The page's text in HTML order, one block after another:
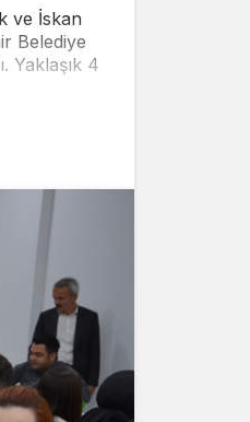
ve İskan
Belediye
Yaklaşık 4